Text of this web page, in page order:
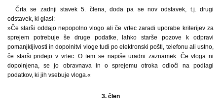
Črta se zadnji stavek 5. člena, doda pa se nov odstavek, t.j. drugi
odstavek, ki glasi:
»Če starši oddajo nepopolno vlogo ali če vrtec zaradi uporabe kriterijev za
sprejem potrebuje še druge podatke, lahko starše pozove k odpravi
pomanjkljivosti in dopolnitvi vloge tudi po elektronski pošti, telefonu ali ustno,
če starši pridejo v vrtec. O tem se napiše uradni zaznamek. Če vloga ni
dopolnjena, se jo obravnava in o sprejemu otroka odloči na podlagi
podatkov, ki jih vsebuje vloga.«
3. člen